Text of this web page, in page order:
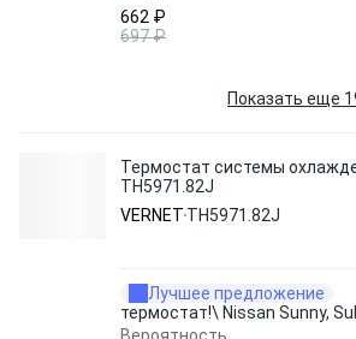
662 ₽
697 ₽
Показать еще
Термостат системы
TH5971.82J
VERNET TH5971.82J
Лучшее предложение
термостат!\ Nissan Sunny,